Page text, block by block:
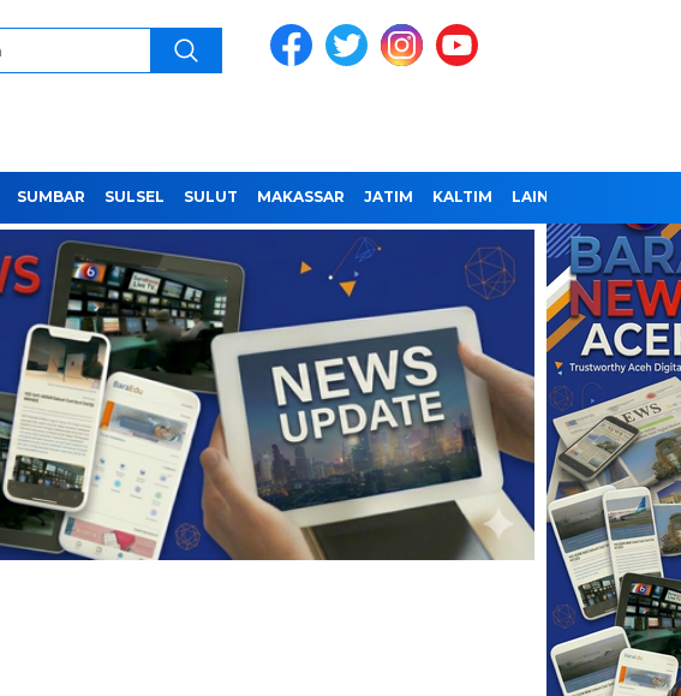
SUMBAR SULSEL SULUT MAKASSAR JATIM KALTIM LAINNYA